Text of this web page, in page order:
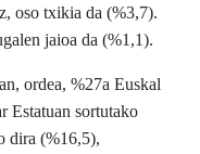
oso txikia da (%3,7).
jaioa da (%1,1).
ordea, %27a Euskal
Estatuan sortutako
dira (%16,5),